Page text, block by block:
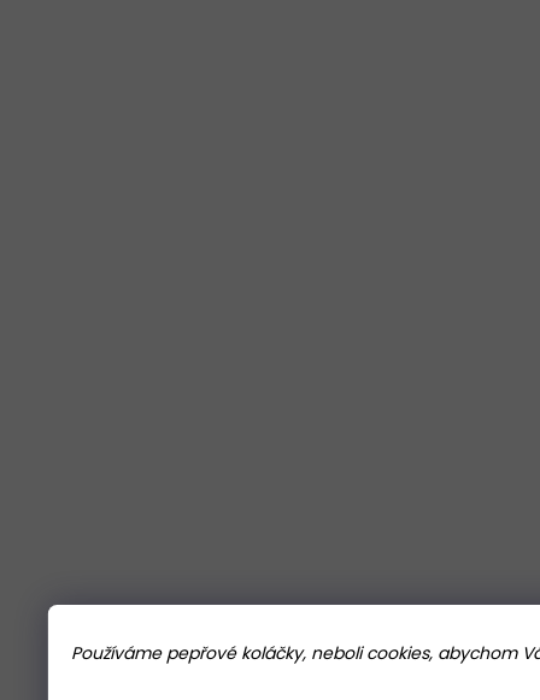
Používáme pepřové koláčky, neboli cookies, abychom